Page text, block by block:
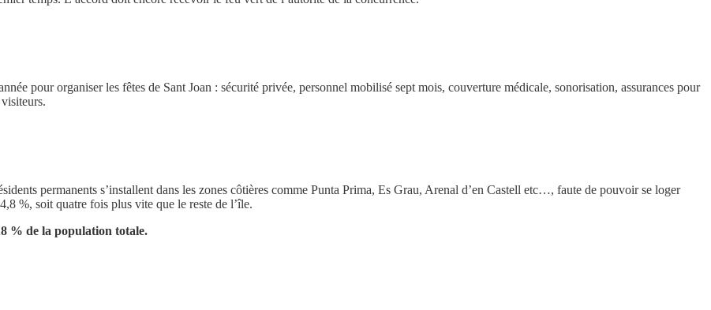
pour organiser les fêtes de Sant Joan : sécurité privée, personnel mobilisé sept mois, couverture médicale, sonorisation, assurances pour
permanents s’installent dans les zones côtières comme Punta Prima, Es Grau, Arenal d’en Castell etc…, faute de pouvoir se loger
%, soit quatre fois plus vite que le reste de l’île.
% de la population totale.